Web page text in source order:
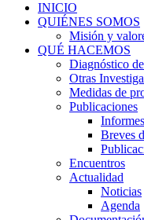
INICIO
QUIÉNES SOMOS
Misión y
QUÉ HACEMOS
Diagnóstico
Otras
Medidas de
Publicaciones
Breves
Encuentros
Actualidad
Noticias
Agenda